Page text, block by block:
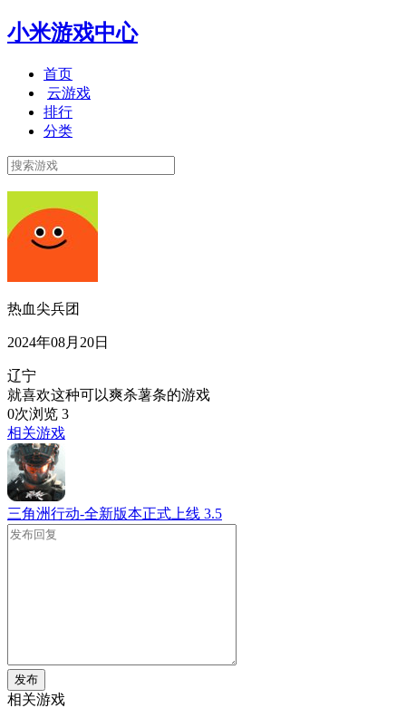
小米游戏中心
首页
云游戏
排行
分类
热血尖兵团
2024年08月20日
辽宁
就喜欢这种可以爽杀薯条的游戏
0次浏览 3
相关游戏
三角洲行动-全新版本正式上线 3.5
发布
相关游戏